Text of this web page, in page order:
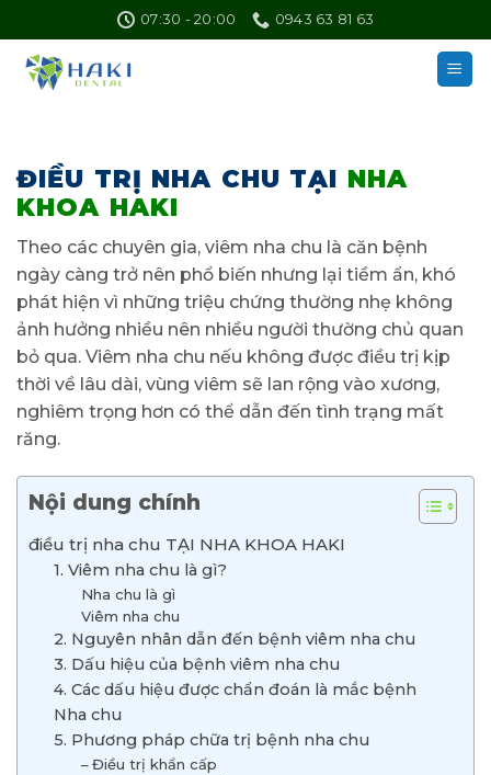
to
content
07:30 - 20:00 0943 63 81 63
ĐIỀU TRỊ NHA CHU TẠI NHA
KHOA HAKI
Theo các chuyên gia, viêm nha chu là căn bệnh
ngày càng trở nên phổ biến nhưng lại tiềm ẩn, khó
phát hiện vì những triệu chứng thường nhẹ không
ảnh hưởng nhiều nên nhiều người thường chủ quan
bỏ qua. Viêm nha chu nếu không được điều trị kịp
thời về lâu dài, vùng viêm sẽ lan rộng vào xương,
nghiêm trọng hơn có thể dẫn đến tình trạng mất
răng.
Nội dung chính
điều trị nha chu TẠI NHA KHOA HAKI
1. Viêm nha chu là gì?
Nha chu là gì
Viêm nha chu
2. Nguyên nhân dẫn đến bệnh viêm nha chu
3. Dấu hiệu của bệnh viêm nha chu
4. Các dấu hiệu được chẩn đoán là mắc bệnh
Nha chu
5. Phương pháp chữa trị bệnh nha chu
– Điều trị khẩn cấp